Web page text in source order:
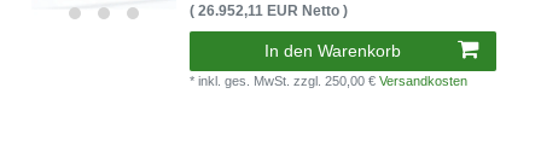
( 26.952,11 EUR Netto )
In den Warenkorb
* inkl. ges. MwSt.zzgl. 250,00 €Versandkosten